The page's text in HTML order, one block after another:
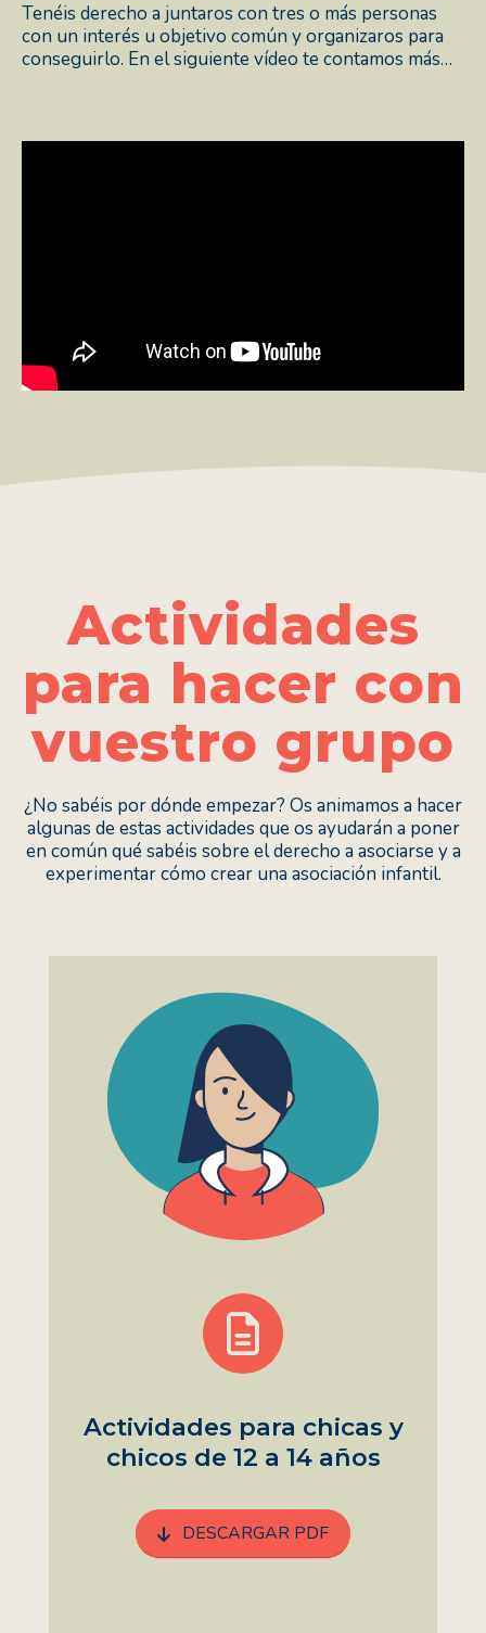
Tenéis derecho a juntaros con tres o más personas
con un interés u objetivo común y organizaros para
conseguirlo. En el siguiente vídeo te contamos más…
Actividades
para hacer con
vuestro grupo
¿No sabéis por dónde empezar? Os animamos a hacer
algunas de estas actividades que os ayudarán a poner
en común qué sabéis sobre el derecho a asociarse y a
experimentar cómo crear una asociación infantil.
Actividades para chicas y
chicos de 12 a 14 años
DESCARGAR PDF